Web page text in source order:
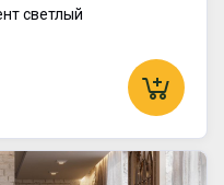
светлый